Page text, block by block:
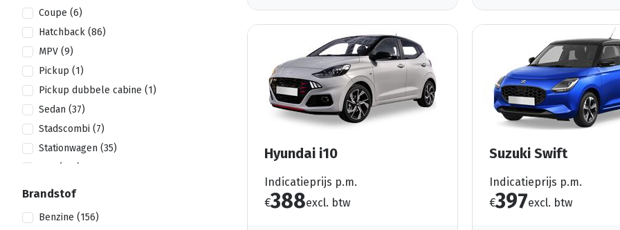
Coupe (6)
Hatchback (86)
MPV (9)
Pickup (1)
Pickup dubbele cabine (1)
Sedan (37)
Stadscombi (7)
Stationwagen (35)
SUV (221)
Brandstof
Benzine (156)
Hyundai i10
Indicatieprijs p.m.
€388excl. btw
Suzuki Swift
Indicatieprijs p.m.
€397excl. btw